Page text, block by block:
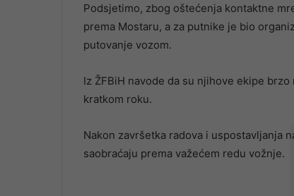
Podsjetimo, zbog oštećenja kontaktne
prema Mostaru, a za putnike je bio
putovanje vozom.
Iz ŽFBiH navode da su njihove ekipe
kratkom roku.
Nakon završetka radova i uspostavljanja
saobraćaju prema važećem redu vožnje.